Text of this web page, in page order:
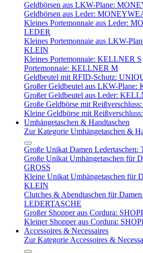
Geldbörsen aus LKW-Plane:
Geldbörsen aus Leder:
Kleines Portemonnaie aus Leder:
LEDER
Kleines Portemonnaie aus LKW-
KLEIN
Kleines Portemonnaie: KELLNER S
Portemonnaie: KELLNER M
Geldbeutel mit RFID-Schutz:
Großer Geldbeutel aus LKW-
Großer Geldbeutel aus Leder:
Große Geldbörse mit
Kleine Geldbörse mit
Umhängetaschen & Handtaschen
Zur Kategorie Umhängetaschen &
Große Unikat Damen
Große Unikat Umhängetaschen für
GROSS
Kleine Unikat Umhängetaschen für
KLEIN
Clutches & Abendtaschen für
LEDERTASCHE
Großer Shopper aus Cordura:
Kleiner Shopper aus Cordura:
Accessoires & Necessaires
Zur Kategorie Accessoires &